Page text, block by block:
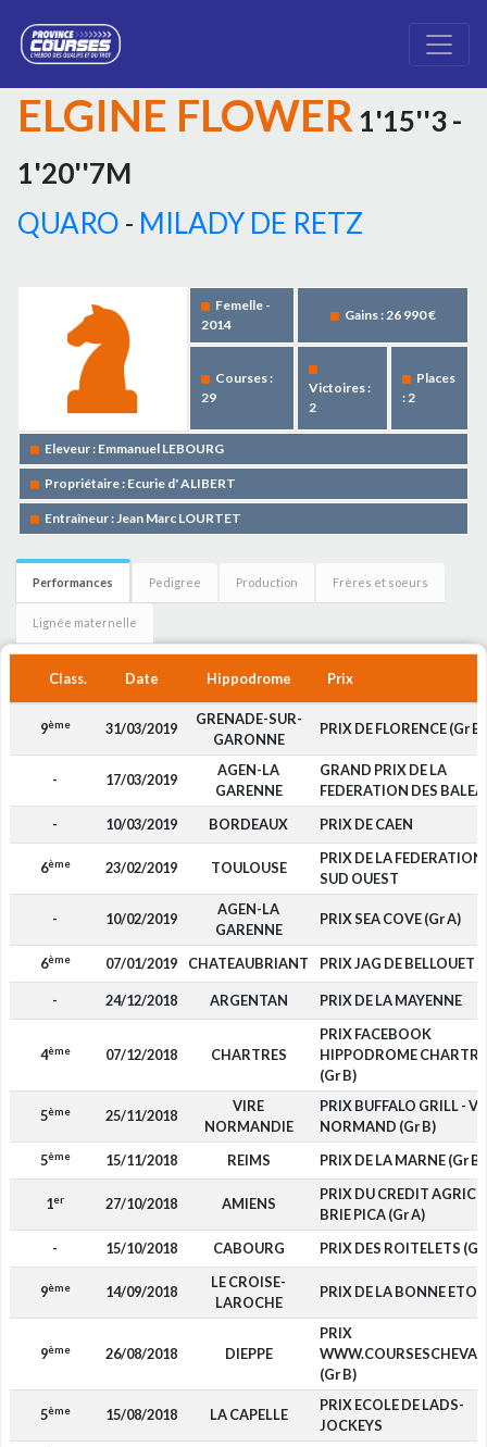
ELGINE FLOWER 1'15''3 -
1'20''7M
QUARO - MILADY DE RETZ
Femelle -
2014
Gains : 26 990 €
Courses :
29
Victoires :
2
Places
: 2
Eleveur : Emmanuel LEBOURG
Propriétaire : Ecurie d' ALIBERT
Entraîneur : Jean Marc LOURTET
Performances Pedigree Production Frères et soeurs
Lignée maternelle
Class. Date Hippodrome Prix
9ème 31/03/2019
GRENADE-SUR-
GARONNE
PRIX DE FLORENCE (Gr B)
- 17/03/2019
AGEN-LA
GARENNE
GRAND PRIX DE LA
FEDERATION DES
-
10/03/2019 BORDEAUX PRIX DE CAEN
6ème 23/02/2019 TOULOUSE
PRIX DE LA FEDERATION
SUD OUEST
- 10/02/2019
AGEN-LA
GARENNE
PRIX SEA COVE (Gr A)
6ème 07/01/2019 CHATEAUBRIANT PRIX JAG DE BELLOUET
- 24/12/2018 ARGENTAN PRIX DE LA MAYENNE
4ème 07/12/2018 CHARTRES
PRIX FACEBOOK
HIPPODROME
(Gr B)
5ème 25/11/2018
VIRE
NORMANDIE
PRIX BUFFALO GRILL -
NORMAND (Gr B)
5ème 15/11/2018 REIMS PRIX DE LA MARNE (Gr B)
1er 27/10/2018 AMIENS
PRIX DU CREDIT
BRIE PICA (Gr A)
-
15/10/2018 CABOURG PRIX DES ROITELETS (Gr
9ème 14/09/2018
LE CROISE-
LAROCHE
PRIX DE LA BONNE
9ème 26/08/2018 DIEPPE
PRIX
(Gr B)
5ème 15/08/2018 LA CAPELLE
PRIX ECOLE DE LADS-
JOCKEYS